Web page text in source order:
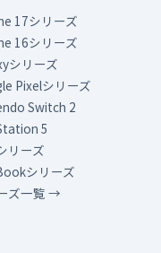
17シリーズ
16シリーズ
シリーズ
Pixelシリーズ
Switch 2
5
リーズ
シリーズ
ズ一覧 →